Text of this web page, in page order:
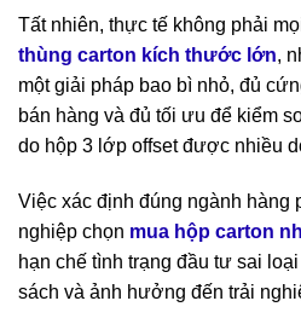
Tất nhiên, thực tế không phải
thùng carton kích thước lớn,
một giải pháp bao bì nhỏ, đủ
bán hàng và đủ tối ưu để kiểm
do hộp 3 lớp offset được nhiều
Việc xác định đúng ngành hàng
nghiệp chọn mua hộp carton
hạn chế tình trạng đầu tư sai
sách và ảnh hưởng đến trải